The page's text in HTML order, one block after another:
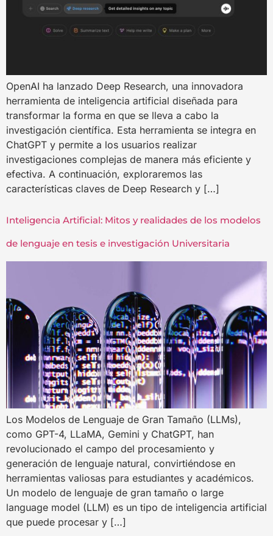
OpenAI ha lanzado Deep Research, una innovadora
herramienta de inteligencia artificial diseñada para
transformar la forma en que se lleva a cabo la
investigación científica. Esta herramienta se integra en
ChatGPT y permite a los usuarios realizar
investigaciones complejas de manera más eficiente y
efectiva. A continuación, exploraremos las
características claves de Deep Research y […]
Inteligencia Artificial: Mitos y realidades de los modelos
de lenguaje en tesis e investigación Universitaria
Los Modelos de Lenguaje de Gran Tamaño (LLMs),
como GPT-4, LLaMA, Gemini y ChatGPT, han
revolucionado el campo del procesamiento y
generación de lenguaje natural, convirtiéndose en
herramientas valiosas para estudiantes y académicos.
Un modelo de lenguaje de gran tamaño o large
language model (LLM) es un tipo de inteligencia artificial
que puede procesar y […]